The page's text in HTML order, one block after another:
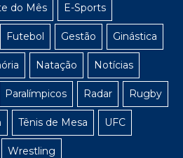
do Mês E-Sports
Futebol Gestão Ginástica
Natação Notícias
Paralímpicos Radar Rugby
Tênis de Mesa UFC
Wrestling